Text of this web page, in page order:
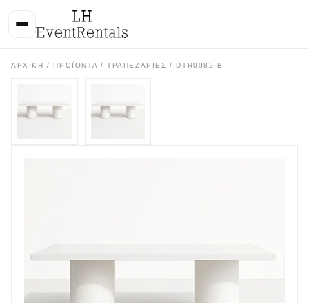
ΑΡΧΙΚΉ / ΠΡΟΪΌΝΤΑ /ΤΡΑΠΕΖΑΡΙΕΣ / DTR0082-B